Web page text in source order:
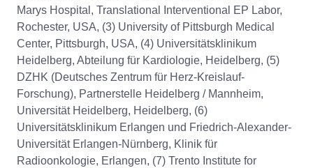
Marys Hospital, Translational Interventional EP Labor,
Rochester, USA, (3) University of Pittsburgh Medical
Center, Pittsburgh, USA, (4) Universitätsklinikum
Heidelberg, Abteilung für Kardiologie, Heidelberg, (5)
DZHK (Deutsches Zentrum für Herz-Kreislauf-
Forschung), Partnerstelle Heidelberg / Mannheim,
Universität Heidelberg, Heidelberg, (6)
Universitätsklinikum Erlangen und Friedrich-Alexander-
Universität Erlangen-Nürnberg, Klinik für
Radioonkologie, Erlangen, (7) Trento Institute for